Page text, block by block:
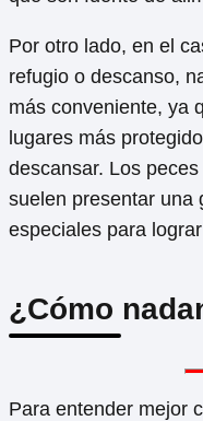
Por otro lado, en el
refugio o descanso,
más conveniente, ya
lugares más
descansar. Los
suelen presentar una
especiales para
¿Cómo
Para entender mejor